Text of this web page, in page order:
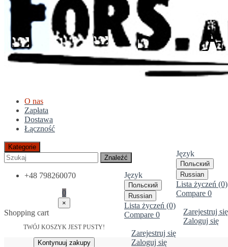
O nas
Zapłata
Dostawa
Łączność
Język
Польский
Russian
Lista życzeń (0)
Compare 0
Zarejestruj się
Zaloguj się
Kategorie
Znaleźć
Język
Польский
Russian
Lista życzeń (0)
Compare 0
Zarejestruj się
Zaloguj się
+48 798260070
0
×
Shopping cart
TWÓJ KOSZYK JEST PUSTY!
Kontynuuj zakupy